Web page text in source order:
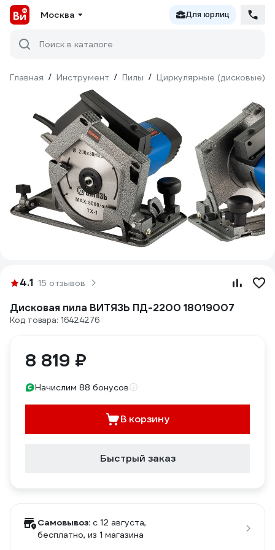
Москва Для юрлиц
Поиск в каталоге
Главная / Инструмент / Пилы / Циркулярные (дисковые)
4.1 15 отзывов
Дисковая пила ВИТЯЗЬ ПД-2200 18019007
Код товара: 16424276
8 819 ₽
Начислим 88 бонусов
В корзину
Быстрый заказ
Самовывоз: c 12 августа,
бесплатно, из 1 магазина